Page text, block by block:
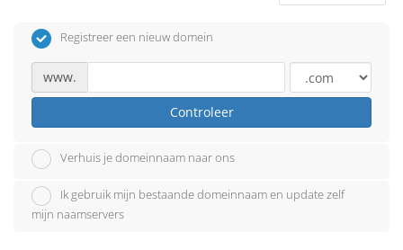
Registreer een nieuw domein
www.
Controleer
Verhuis je domeinnaam naar ons
Ik gebruik mijn bestaande domeinnaam en update zelf
mijn naamservers